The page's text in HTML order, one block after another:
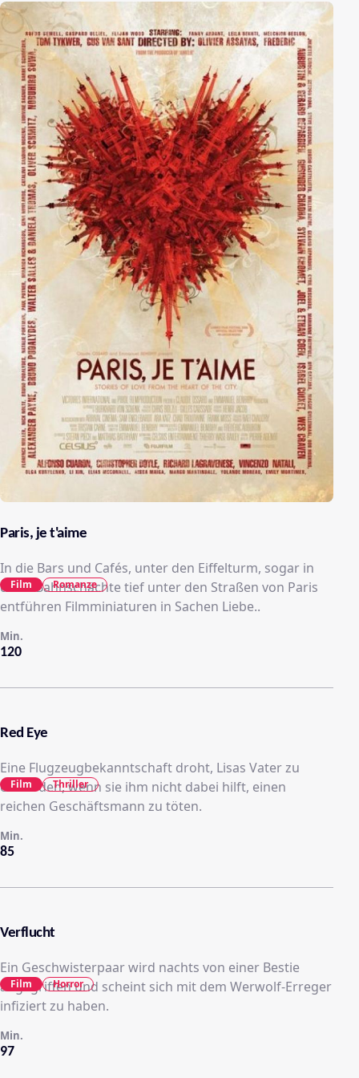
Paris, je t'aime
In die Bars und Cafés, unter den Eiffelturm, sogar in
die U-Bahnschächte tief unter den Straßen von Paris
entführen Filmminiaturen in Sachen Liebe..
120
Min.
Film Romanze
Red Eye
Eine Flugzeugbekanntschaft droht, Lisas Vater zu
ermorden, wenn sie ihm nicht dabei hilft, einen
reichen Geschäftsmann zu töten.
85
Min.
Film Thriller
Verflucht
Ein Geschwisterpaar wird nachts von einer Bestie
angegriffen und scheint sich mit dem Werwolf-Erreger
infiziert zu haben.
97
Min.
Film Horror